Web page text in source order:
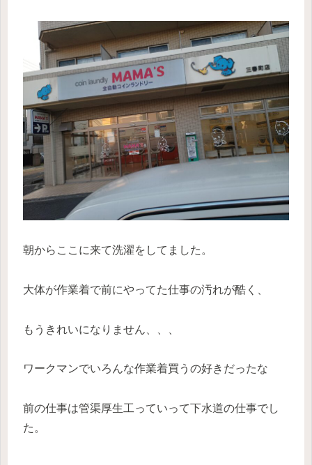
朝からここに来て洗濯をしてました。
大体が作業着で前にやってた仕事の汚れが酷く、
もうきれいになりません、、、
ワークマンでいろんな作業着買うの好きだったな
前の仕事は管渠厚生工っていって下水道の仕事でし
た。